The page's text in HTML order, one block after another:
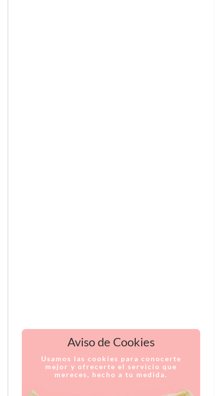
Aviso de Cookies
Usamos las cookies para conocerte
mejor y ofrecerte el servicio que
mereces, hecho a tu medida.